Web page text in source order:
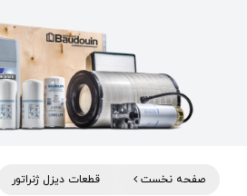
صفحه نخست قطعات دیزل ژنراتور